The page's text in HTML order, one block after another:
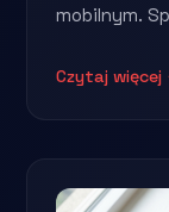
mobilnym.
Czytaj więcej